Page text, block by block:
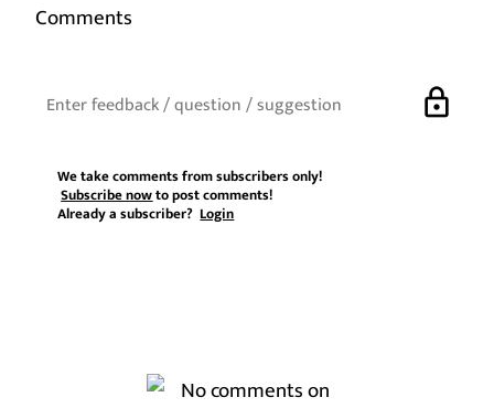
Comments
lock
We take comments from subscribers only!
Subscribe nowto post comments!
Already a subscriber?Login